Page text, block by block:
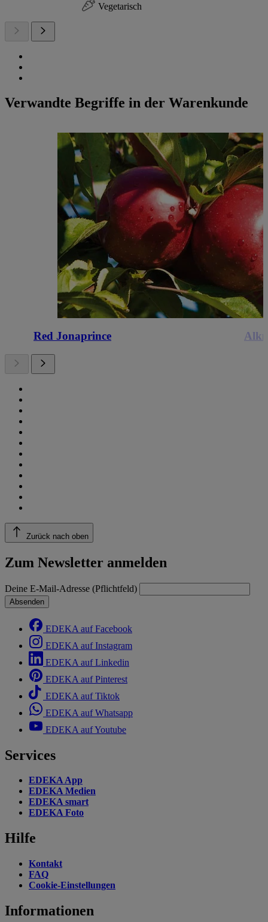
Vegetarisch
Verwandte Begriffe in der Warenkunde
Red Jonaprince
Zurück nach oben
Zum Newsletter anmelden
Deine E-Mail-Adresse (Pflichtfeld)
Absenden
EDEKA auf Facebook
EDEKA auf Instagram
EDEKA auf Linkedin
EDEKA auf Pinterest
EDEKA auf Tiktok
EDEKA auf Whatsapp
EDEKA auf Youtube
Services
EDEKA App
EDEKA Medien
EDEKA smart
EDEKA Foto
Hilfe
Kontakt
FAQ
Cookie-Einstellungen
Informationen